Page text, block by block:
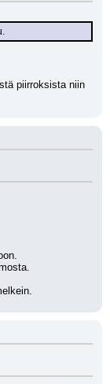
piirroksista niin